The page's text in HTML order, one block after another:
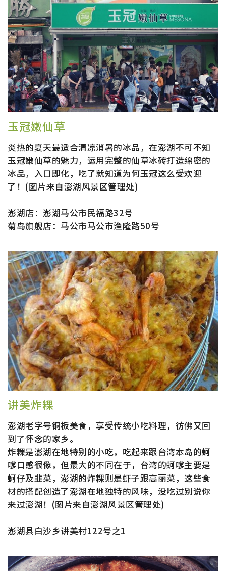
玉冠嫩仙草
炎热的夏天最适合清凉消暑的冰品，在澎湖不可不知
玉冠嫩仙草的魅力，运用完整的仙草冰砖打造绵密的
冰品，入口即化，吃了就知道为何玉冠这么受欢迎
了！(图片来自澎湖风景区管理处)
澎湖店：澎湖马公市民福路32号
菊岛旗舰店：马公市马公市渔隆路50号
讲美炸粿
澎湖老字号铜板美食，享受传统小吃料理，彷佛又回
到了怀念的家乡。
炸粿是澎湖在地特别的小吃，吃起来跟台湾本岛的蚵
嗲口感很像，但最大的不同在于，台湾的蚵嗲主要是
蚵仔及韭菜，澎湖的炸粿则是虾子跟高丽菜，这些食
材的搭配创造了澎湖在地独特的风味，没吃过别说你
来过澎湖！(图片来自澎湖风景区管理处)
澎湖县白沙乡讲美村122号之1